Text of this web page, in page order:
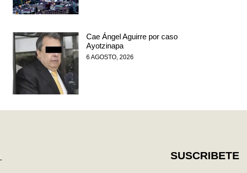
Cae Ángel Aguirre por caso
Ayotzinapa
6 AGOSTO, 2026
SUSCRIBETE